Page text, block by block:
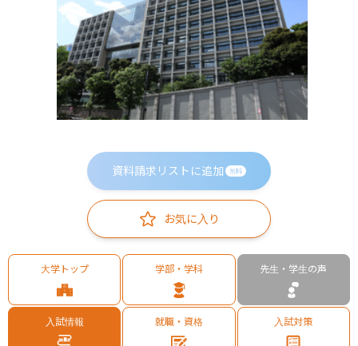
資料請求リストに追加 無料
お気に入り
大学トップ 学部・学科 先生・学生の声
入試情報 就職・資格 入試対策